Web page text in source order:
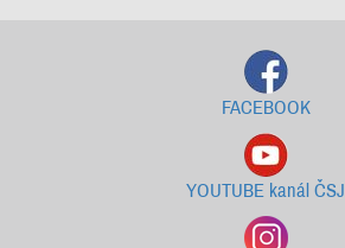
FACEBOOK
YOUTUBE kanál ČSJ